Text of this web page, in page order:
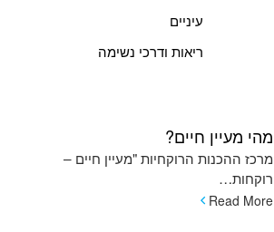
עיניים
ריאות ודרכי נשימה
מהי מעיין חיים?
מרכז ההכנות הרוקחיות "מעיין חיים –
רוקחות…
Read More